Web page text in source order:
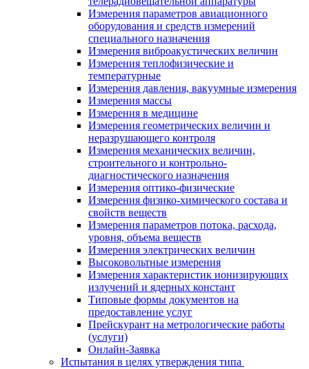
Измерения параметров авиационного
оборудования и средств измерений
специального назначения
Измерения виброакустических величин
Измерения теплофизические и
температурные
Измерения давления, вакуумные измерения
Измерения массы
Измерения в медицине
Измерения геометрических величин и
неразрушающего контроля
Измерения механических величин,
строительного и контрольно-
диагностического назначения
Измерения оптико-физические
Измерения физико-химического состава и
свойств веществ
Измерения параметров потока, расхода,
уровня, объема веществ
Измерения электрических величин
Высоковольтные измерения
Измерения характеристик ионизирующих
излучений и ядерных констант
Типовые формы документов на
предоставление услуг
Прейскурант на метрологические работы
(услуги)
Онлайн-Заявка
Испытания в целях утверждения типа